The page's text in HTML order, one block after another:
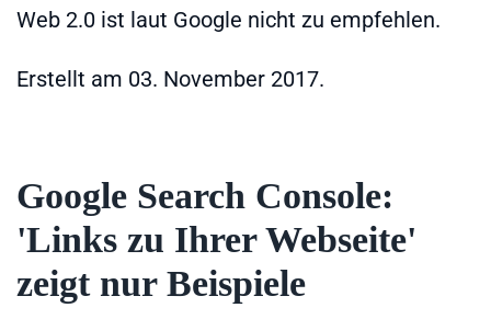
Web 2.0 ist laut Google nicht zu empfehlen.
Erstellt am 03. November 2017.
Google Search Console:
'Links zu Ihrer Webseite'
zeigt nur Beispiele